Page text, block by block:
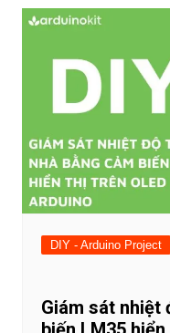
DIY - Arduino Project
Giám sát nhiệt